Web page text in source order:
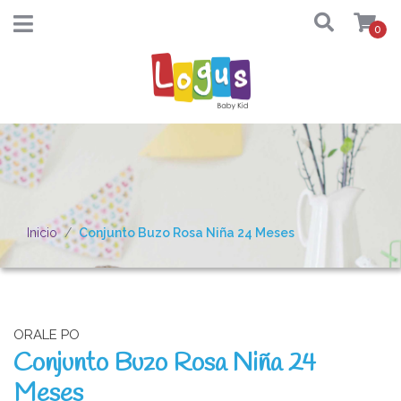
0
Inicio Conjunto Buzo Rosa Niña 24 Meses
ORALE PO
Conjunto Buzo Rosa Niña 24